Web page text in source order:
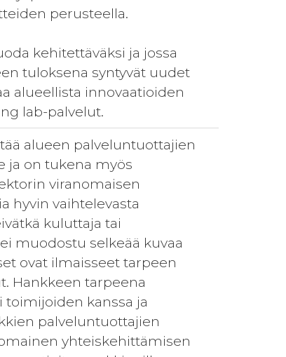
perusteella.
kehitettäväksi ja jossa
tuloksena syntyvät uudet
alueellista innovaatioiden
lab-palvelut.
alueen palveluntuottajien
ja on tukena myös
viranomaisen
hyvin vaihtelevasta
kuluttaja tai
muodostu selkeää kuvaa
ovat ilmaisseet tarpeen
Hankkeen tarpeena
kanssa ja
palveluntuottajien
yhteiskehittämisen